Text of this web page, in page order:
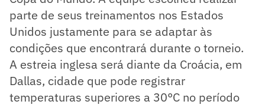
parte de seus treinamentos nos Estados
Unidos justamente para se adaptar às
condições que encontrará durante o torneio.
A estreia inglesa será diante da Croácia, em
Dallas, cidade que pode registrar
temperaturas superiores a 30°C no período